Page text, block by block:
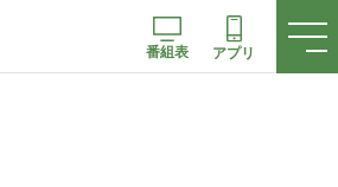
番組表 アプリ